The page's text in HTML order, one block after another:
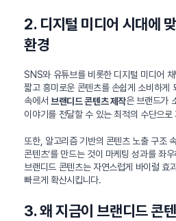
2. 디지털 미디어 시대에
환경
SNS와 유튜브를 비롯한 디지털 미디어
짧고 흥미로운 콘텐츠를 손쉽게 소비하게
속에서 브랜디드 콘텐츠 제작은 브랜드가
이야기를 전달할 수 있는 최적의 수단으로
또한, 알고리즘 기반의 콘텐츠 노출 구조
콘텐츠’를 만드는 것이 마케팅 성과를 좌
브랜디드 콘텐츠는 자연스럽게 바이럴 효
빠르게 확산시킵니다.
3. 왜 지금이 브랜디드 콘